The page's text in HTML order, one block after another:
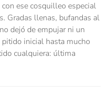
ese cosquilleo especial
Gradas llenas, bufandas al
dejó de empujar ni un
inicial hasta mucho
cualquiera: última